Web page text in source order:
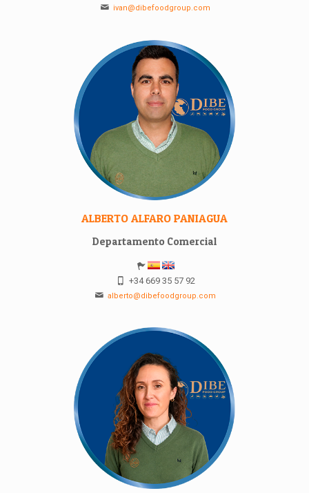
ivan@dibefoodgroup.com
ALBERTO ALFARO PANIAGUA
Departamento Comercial
+34 669 35 57 92
alberto@dibefoodgroup.com